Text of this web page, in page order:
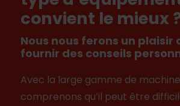
convient le mieux
Nous nous ferons un plaisir
fournir des conseils
Avec la large gamme de
comprenons qu’il peut être